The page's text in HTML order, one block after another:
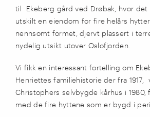
til Ekeberg gård ved Drøbak, hvor det
utskilt en eiendom for fire helårs
nennsomt formet, djervt plassert i
nydelig utsikt utover Oslofjorden.
Vi fikk en interessant fortelling om
Henriettes familiehistorie der fra 1917,
Christophers selvbygde kårhus i
med de fire hyttene som er bygd i